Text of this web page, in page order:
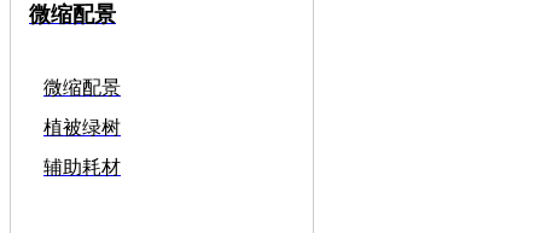
微缩配景
微缩配景
植被绿树
辅助耗材